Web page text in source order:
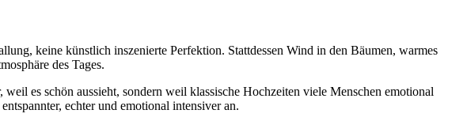
keine künstlich inszenierte Perfektion. Stattdessen Wind in den Bäumen, warmes
des Tages.
es schön aussieht, sondern weil klassische Hochzeiten viele Menschen emotional
echter und emotional intensiver an.